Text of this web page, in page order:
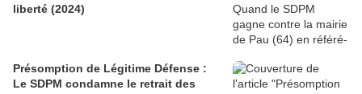
liberté (2024)
Présomption de Légitime Défense :
Le SDPM condamne le retrait des